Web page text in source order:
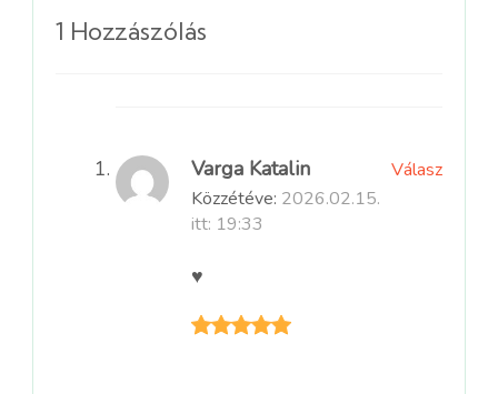
1 Hozzászólás
Varga Katalin
Közzétéve: 2026.02.15.
itt: 19:33
Válasz
♥️